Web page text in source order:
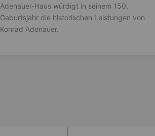
Adenauer-Haus würdigt in seinem 150.
Geburtsjahr die historischen Leistungen von
Konrad Adenauer.